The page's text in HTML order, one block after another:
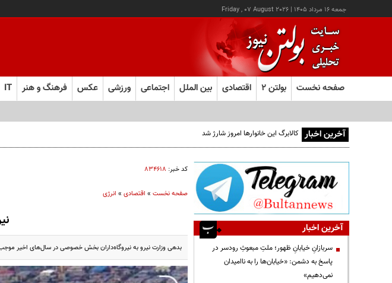
جمعه ۱۶ مرداد ۱۴۰۵ |
Friday , 07 August 2026
صفحه نخست بولتن ۲ اقتصادی بین الملل اجتماعی ورزشی عکس فرهنگ و هنر IT
آخرین اخبار
کد خبر: ۸۳۴۶۱۸
صفحه نخست» اقتصادی» انرژی
بدهی وزارت نیرو به نیروگاه‌داران بخش خصوصی در سال‌های
آخرین اخبار
سربازانِ خیابانِ ظهور؛ ملتِ مبعوثِ رودسر در
پاسخ به دشمن: «خیابان‌ها را به ناامیدان
نمی‌دهیم»